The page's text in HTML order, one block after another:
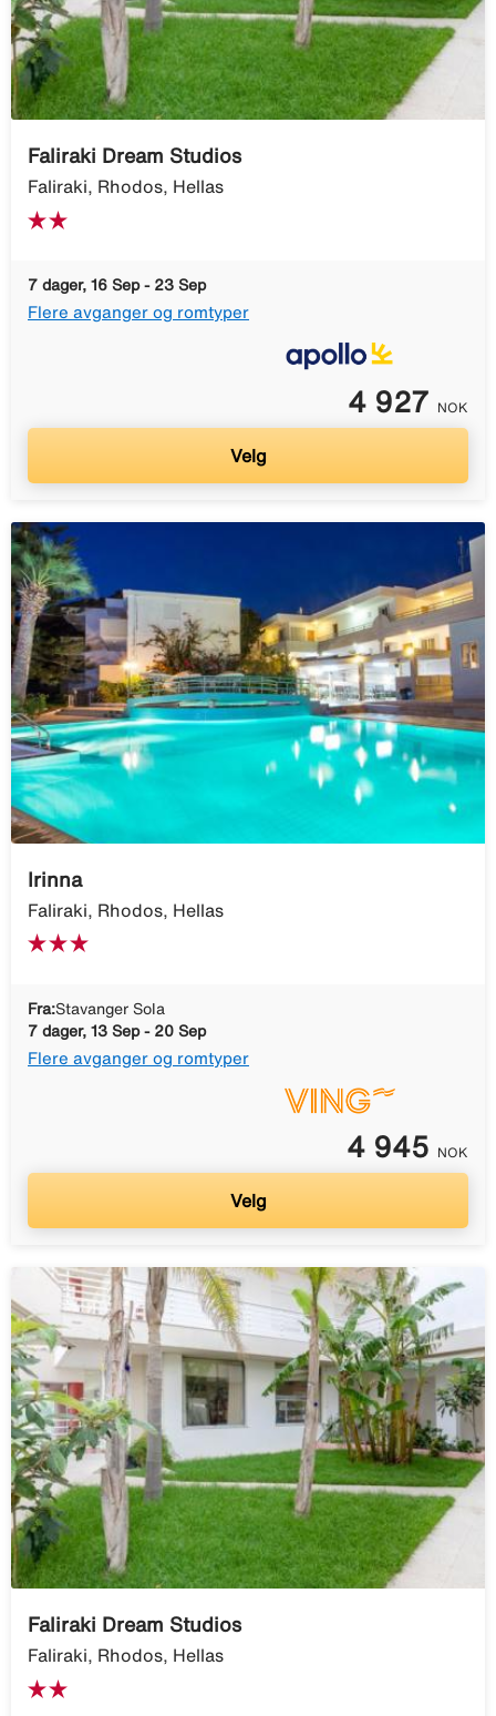
Faliraki Dream Studios
Faliraki, Rhodos, Hellas
7 dager, 16 Sep - 23 Sep
Flere avganger og romtyper
4 927 NOK
Velg
Irinna
Faliraki, Rhodos, Hellas
Fra:Stavanger Sola
7 dager, 13 Sep - 20 Sep
Flere avganger og romtyper
4 945 NOK
Velg
Faliraki Dream Studios
Faliraki, Rhodos, Hellas